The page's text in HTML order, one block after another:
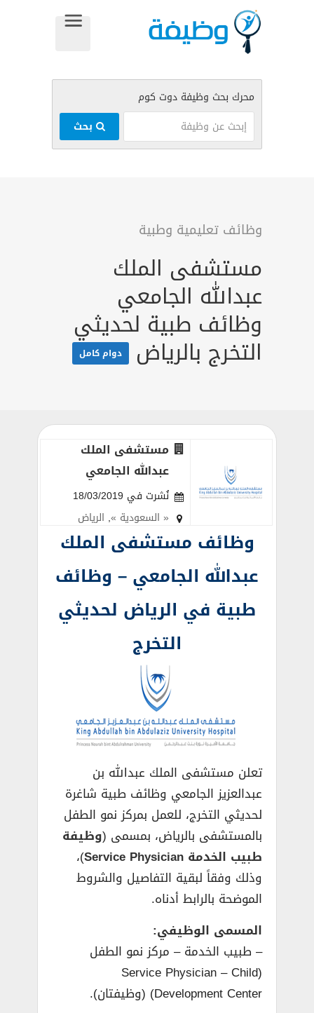
وظائف تعليمية وطبية
مستشفى الملك
عبدالله الجامعي
وظائف طبية لحديثي
التخرج بالرياض دوام كامل
مستشفى الملك
عبدالله الجامعي
نُشرت في 18/03/2019
« السعودية », الرياض
وظائف مستشفى الملك
عبدالله الجامعي – وظائف
طبية في الرياض لحديثي
التخرج
تعلن مستشفى الملك عبدالله بن
عبدالعزيز الجامعي وظائف طبية شاغرة
لحديثي التخرج، للعمل بمركز نمو الطفل
بالمستشفى بالرياض، بمسمى (وظيفة
طبيب الخدمة Service Physician
)،
وذلك وفقاً لبقية التفاصيل والشروط
الموضحة بالرابط أدناه.
المسمى الوظيفي:
– طبيب الخدمة – مركز نمو الطفل
(Service Physician – Child
Development Center) (وظيفتان).